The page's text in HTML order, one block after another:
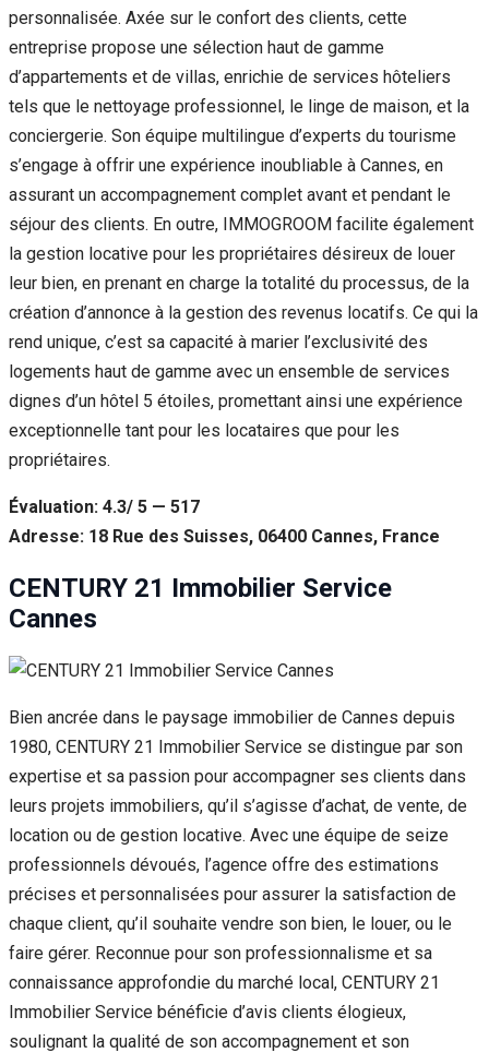
personnalisée. Axée sur le confort des clients, cette
entreprise propose une sélection haut de gamme
d’appartements et de villas, enrichie de services hôteliers
tels que le nettoyage professionnel, le linge de maison, et la
conciergerie. Son équipe multilingue d’experts du tourisme
s’engage à offrir une expérience inoubliable à Cannes, en
assurant un accompagnement complet avant et pendant le
séjour des clients. En outre, IMMOGROOM facilite également
la gestion locative pour les propriétaires désireux de louer
leur bien, en prenant en charge la totalité du processus, de la
création d’annonce à la gestion des revenus locatifs. Ce qui la
rend unique, c’est sa capacité à marier l’exclusivité des
logements haut de gamme avec un ensemble de services
dignes d’un hôtel 5 étoiles, promettant ainsi une expérience
exceptionnelle tant pour les locataires que pour les
propriétaires.
Évaluation: 4.3/ 5 — 517
Adresse: 18 Rue des Suisses, 06400 Cannes, France
CENTURY 21 Immobilier Service
Cannes
Bien ancrée dans le paysage immobilier de Cannes depuis
1980, CENTURY 21 Immobilier Service se distingue par son
expertise et sa passion pour accompagner ses clients dans
leurs projets immobiliers, qu’il s’agisse d’achat, de vente, de
location ou de gestion locative. Avec une équipe de seize
professionnels dévoués, l’agence offre des estimations
précises et personnalisées pour assurer la satisfaction de
chaque client, qu’il souhaite vendre son bien, le louer, ou le
faire gérer. Reconnue pour son professionnalisme et sa
connaissance approfondie du marché local, CENTURY 21
Immobilier Service bénéficie d’avis clients élogieux,
soulignant la qualité de son accompagnement et son